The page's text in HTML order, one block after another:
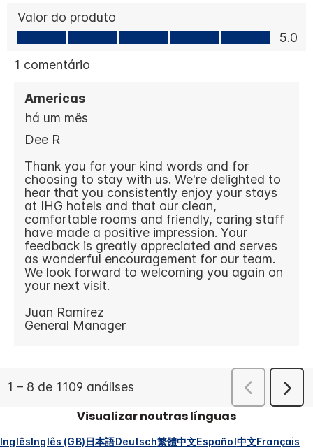
Visualizar noutras línguas
InglêsInglês (GB)日本語Deutsch繁體中文Español中文Français